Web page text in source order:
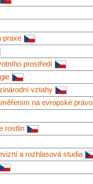
praxe
prostředí
vztahy
na evropské právo
rostlin
a rozhlasová studia